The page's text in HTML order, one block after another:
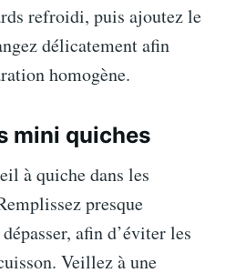
refroidi, puis ajoutez le
délicatement afin
homogène.
mini quiches
à quiche dans les
presque
afin d’éviter les
Veillez à une